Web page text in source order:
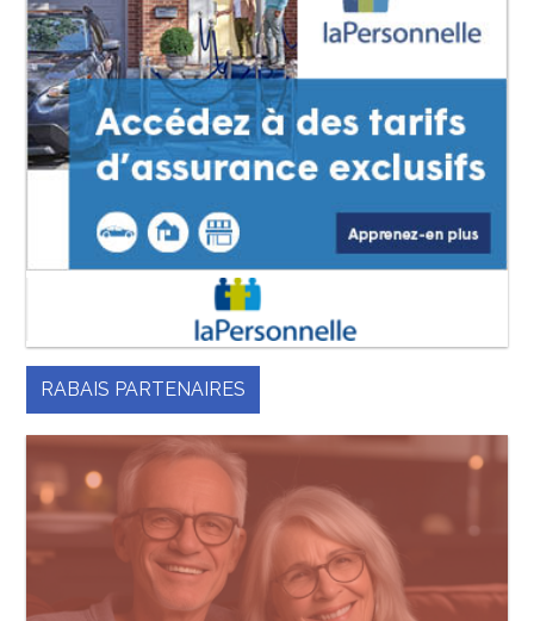
RABAIS PARTENAIRES